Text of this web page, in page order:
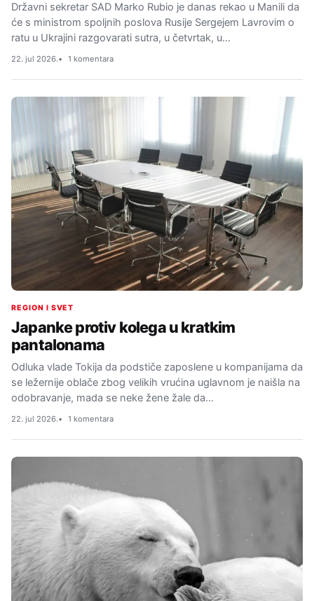
Državni sekretar SAD Marko Rubio je danas rekao u Manili da
će s ministrom spoljnih poslova Rusije Sergejem Lavrovim o
ratu u Ukrajini razgovarati sutra, u četvrtak, u…
22. jul 2026. 1 komentara
REGION I SVET
Japanke protiv kolega u kratkim
pantalonama
Odluka vlade Tokija da podstiče zaposlene u kompanijama da
se ležernije oblače zbog velikih vrućina uglavnom je naišla na
odobravanje, mada se neke žene žale da…
22. jul 2026. 1 komentara